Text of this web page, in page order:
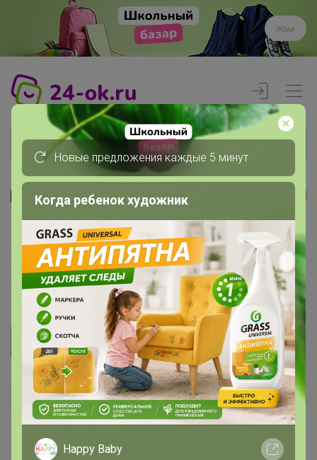
Жми
Главная
Члены клуба
стрекоZZa
стрекоZZa
Виртуоз СП
371 353 65 353 9
Новые предложения каждые 5 минут
Когда ребенок художник
Happy Baby